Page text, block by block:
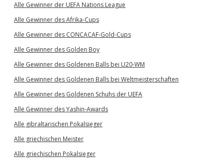
Alle Gewinner der UEFA Nations League
Alle Gewinner des Afrika-Cups
Alle Gewinner des CONCACAF-Gold-Cups
Alle Gewinner des Golden Boy
Alle Gewinner des Goldenen Balls bei U20-WM
Alle Gewinner des Goldenen Balls bei Weltmeisterschaften
Alle Gewinner des Goldenen Schuhs der UEFA
Alle Gewinner des Yashin-Awards
Alle gibraltarischen Pokalsieger
Alle griechischen Meister
Alle griechischen Pokalsieger